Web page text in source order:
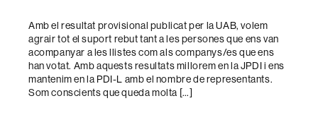
Amb el resultat provisional publicat per la UAB, volem
agrair tot el suport rebut tant a les persones que ens van
acompanyar a les llistes com als companys/es que ens
han votat. Amb aquests resultats millorem en la JPDI i ens
mantenim en la PDI-L amb el nombre de representants.
Som conscients que queda molta […]